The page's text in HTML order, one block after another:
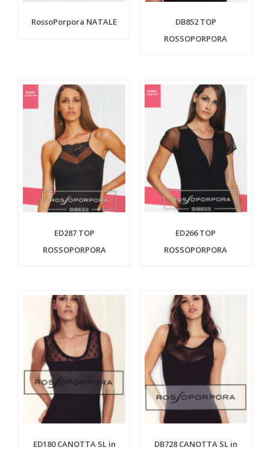
RossoPorpora NATALE
DB852 TOP
ROSSOPORPORA
ED287 TOP
ROSSOPORPORA
ED266 TOP
ROSSOPORPORA
ED180 CANOTTA SL in
DB728 CANOTTA SL in